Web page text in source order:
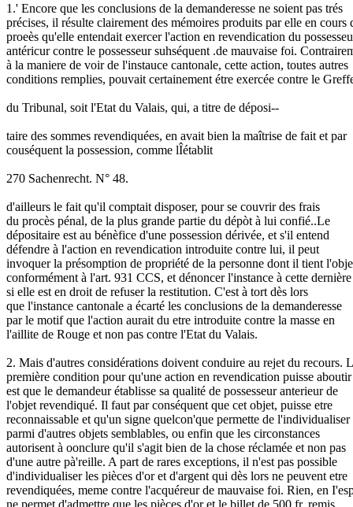
1.' Encore que les conclusions de la demanderesse ne soient pas trés
précises, il résulte clairement des mémoires produits par elle en cours
proeès qu'elle entendait exercer l'action en revendication du
antéricur contre le possesseur suhséquent .de mauvaise foi.
à la maniere de voir de l'instauce cantonale, cette action, toutes autres
conditions remplies, pouvait certainement étre exercée contre le
du Tribunal, soit l'Etat du Valais, qui, a titre de déposi--
taire des sommes revendiquées, en avait bien la maîtrise de fait et par
couséquent la possession, comme lÎétablit
270 Sachenrecht. N° 48.
d'ailleurs le fait qu'il comptait disposer, pour se couvrir des frais
du procès pénal, de la plus grande partie du dépòt à lui confié..Le
dépositaire est au bénèfice d'une possession dérivée, et s'il entend
défendre à l'action en revendication introduite contre lui, il peut
invoquer la présomption de propriété de la personne dont il tient
conformément à l'art. 931 CCS, et dénoncer l'instance à cette dernière
si elle est en droit de refuser la restitution. C'est à tort dès lors
que l'instance cantonale a écarté les conclusions de la demanderesse
par le motif que l'action aurait du etre introduite contre la masse en
l'aillite de Rouge et non pas contre l'Etat du Valais.
2. Mais d'autres considérations doivent conduire au rejet du recours.
première condition pour qu'une action en revendication puisse aboutir
est que le demandeur établisse sa qualité de possesseur anterieur de
l'objet revendiqué. Il faut par conséquent que cet objet, puisse etre
reconnaissable et qu'un signe quelcon'que permette de l'individualiser
parmi d'autres objets semblables, ou enfin que les circonstances
autorisent à oonclure qu'il s'agit bien de la chose réclamée et non pas
d'une autre pà'reille. A part de rares exceptions, il n'est pas possible
d'individualiser les pièces d'or et d'argent qui dès lors ne peuvent etre
revendiquées, meme contre l'acquéreur de mauvaise foi. Rien, en